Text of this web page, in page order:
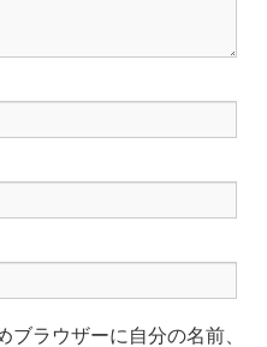
ブラウザーに自分の名前、